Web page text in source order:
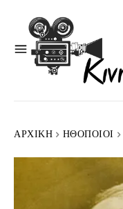
ΑΡΧΙΚΉ HΘΟΠΟΙΟΊ